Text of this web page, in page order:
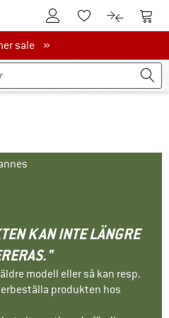
Till kundkontotTill minneslistan.
Till Till
salesale »
KAN INTE LÄNGRE
modell eller så kan resp.
produkten hos